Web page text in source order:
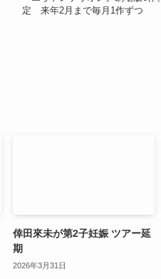
定 来年2月まで毎月1作ずつ
倖田來未が第2子妊娠 ツアー延
期
2026年3月31日